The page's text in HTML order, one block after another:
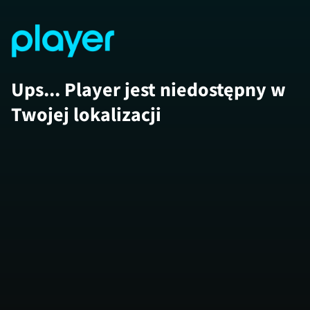
Ups... Player jest niedostępny w
Twojej lokalizacji